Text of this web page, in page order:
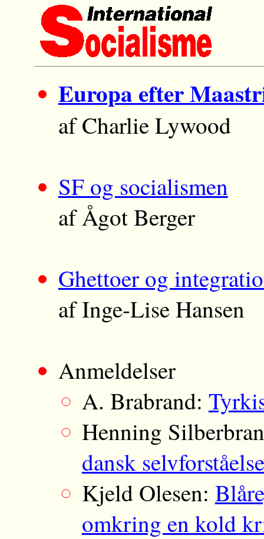
Europa efter
af Charlie Lywood
SF og socialismen
af Ågot Berger
Ghettoer og
af Inge-Lise Hansen
Anmeldelser
A. Brabrand:
Henning
dansk selvforståelse
Kjeld Olesen:
omkring en kold